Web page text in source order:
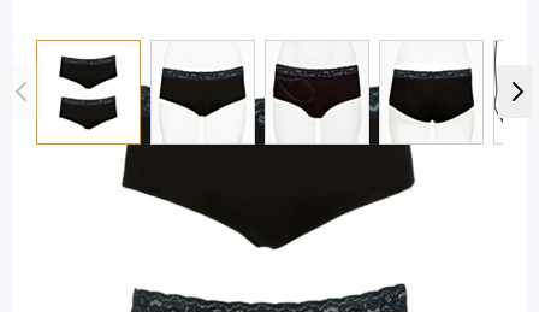
View larger image View
rubylimes Briolette Unterhosen Duo
schwarz Gr. M - Pumpentasche rechts /